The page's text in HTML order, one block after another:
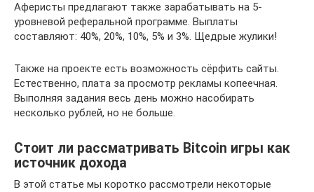
Аферисты предлагают также зарабатывать на 5-
уровневой реферальной программе. Выплаты
составляют: 40%, 20%, 10%, 5% и 3%. Щедрые жулики!
Также на проекте есть возможность сёрфить сайты.
Естественно, плата за просмотр рекламы копеечная.
Выполняя задания весь день можно насобирать
несколько рублей, но не больше.
Стоит ли рассматривать Bitcoin игры как
источник дохода
В этой статье мы коротко рассмотрели некоторые